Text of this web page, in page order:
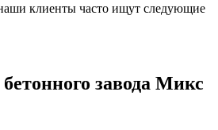
клиенты часто ищут следующие
завода Микс